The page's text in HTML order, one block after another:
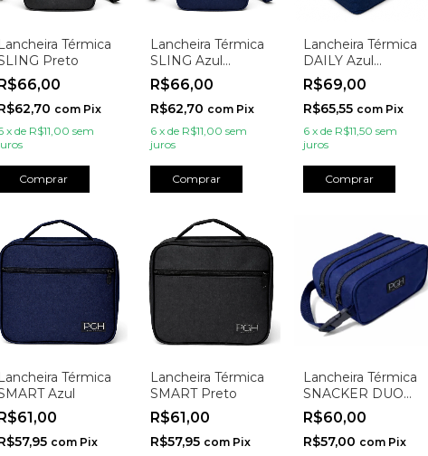
Lancheira Térmica
Preto
com Pix
x de R$11,00 sem
Comprar
Lancheira Térmica
SLING Azul
Marinho
R$66,00
R$62,70 com Pix
6 x de R$11,00 sem
juros
Comprar
Lancheira Térmica
DAILY Azul
Marinho
R$69,00
R$65,55 com Pix
6 x de R$11,50 sem
juros
Comprar
Lancheira Térmica
Azul
com Pix
Lancheira Térmica
SMART Preto
R$61,00
R$57,95 com Pix
Lancheira Térmica
SNACKER DUO
Azul
R$60,00
R$57,00 com Pix